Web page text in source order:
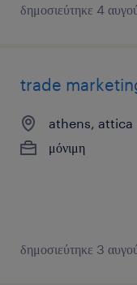
δημοσιεύτηκε 4
trade
athens, attica
μόνιμη
δημοσιεύτηκε 3